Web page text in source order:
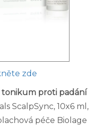
zde
tonikum proti padání
ScalpSync, 10x6 ml,
péče Biolage